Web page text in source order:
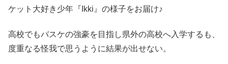
ケット大好き少年『Ikki』の様子をお届け♪
高校でもバスケの強豪を目指し県外の高校へ入学するも、
度重なる怪我で思うように結果が出せない。